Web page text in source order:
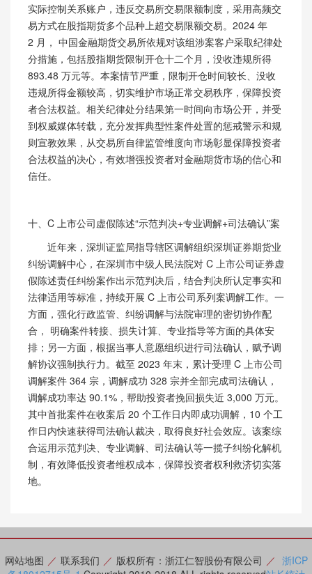
实际控制关系账户，违反交易所交易限额制度，采用高频交
易方式在股指期货多个品种上超交易限额交易。2024 年
2 月， 中国金融期货交易所依规对该组涉案客户采取纪律处
分措施，包括股指期货限制开仓十二个月，没收违规所得
893.48 万元等。本案情节严重，限制开仓时间较长、没收
违规所得金额较高，切实维护市场正常交易秩序，保障投资
者合法权益。相关纪律处分结果第一时间向市场公开，并受
到权威媒体转载，充分发挥典型性案件处置的惩戒警示和规
则宣教效果，从交易所自律监管维度向市场彰显保障投资者
合法权益的决心，有效增强投资者对金融期货市场的信心和
信任。
十、C 上市公司虚假陈述“示范判决+专业调解+司法确认”案
近年来，深圳证监局指导辖区调解组织深圳证券期货业
纠纷调解中心，在深圳市中级人民法院对 C 上市公司证券虚
假陈述责任纠纷案作出示范判决后，结合判决所认定事实和
法律适用等标准，持续开展 C 上市公司系列案调解工作。一
方面，强化行政监管、纠纷调解与法院审理的密切协作配
合， 明确案件转接、损失计算、专业指导等方面的具体安
排；另一方面，根据当事人意愿组织进行司法确认，赋予调
解协议强制执行力。截至 2023 年末，累计受理 C 上市公司
调解案件 364 宗，调解成功 328 宗并全部完成司法确认，
调解成功率达 90.1% ，帮助投资者挽回损失近 3,000 万元。
其中首批案件在收案后 20 个工作日内即成功调解，10 个工
作日内快速获得司法确认裁决，取得良好社会效应。该案综
合运用示范判决、专业调解、司法确认等一揽子纠纷化解机
制，有效降低投资者维权成本，保障投资者权利救济切实落
地。
网站地图 ／ 联系我们 ／ 版权所有：浙江仁智股份有限公司 ／ 浙ICP